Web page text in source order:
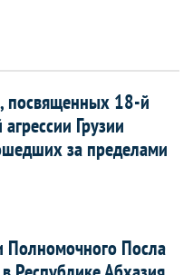
посвященных 18-й
Грузии
за пределами
Полномочного Посла